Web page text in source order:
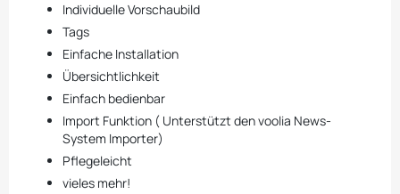
Individuelle Vorschaubild
Tags
Einfache Installation
Übersichtlichkeit
Einfach bedienbar
Import Funktion ( Unterstützt den voolia News-
System Importer)
Pflegeleicht
vieles mehr!